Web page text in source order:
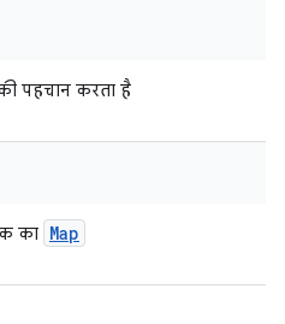
पहचान करता है
का Map